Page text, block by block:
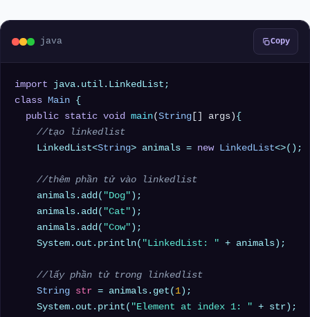
java Copy
import
class Main {
public static void main( String [] args) {
//tạo linkedlist
    LinkedList<
String> animals = new LinkedList<>();
//thêm phần tử vào linkedlist
    animals.add(
"Dog" );
    animals.add(
"Cat" );
    animals.add(
"Cow" );
    System.out.println(
"LinkedList: " + animals);
//lấy phần tử trong linkedlist
String str = animals.get( 1 );
    System.out.print(
"Element at index 1: " + str);